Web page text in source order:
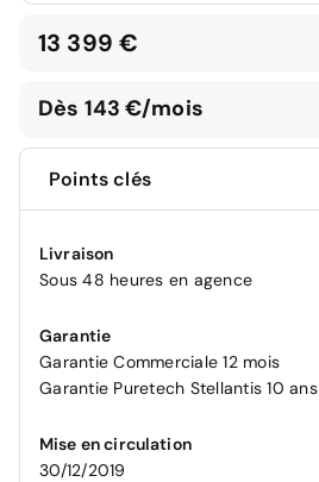
13 399 €
Dès 143 €/mois
Points clés
Livraison
Sous 48 heures en agence
Garantie
Garantie Commerciale 12 mois
Garantie Puretech Stellantis 10 ans
Mise en circulation
30/12/2019